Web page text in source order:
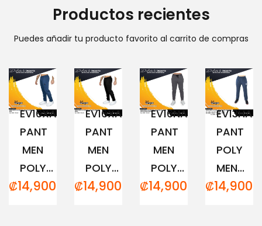
Productos recientes
Puedes añadir tu producto favorito al carrito de compras
EV16XAM194
PANT
MEN
POLY...
₡14,900.00
EV16XAM191
PANT
MEN
POLY...
₡14,900.00
EV16NAM152
PANT
MEN
POLY...
₡14,900.00
PANT
POLY
MEN...
₡